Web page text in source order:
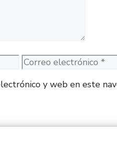
Correo
electrónico
y web en este